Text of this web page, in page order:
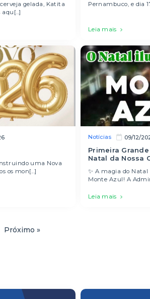
gelada, Katita
Pernambuco, e dia
Leia mais
uma Nova
os mon[...]
Notícias 09/12/
Primeira
Natal da Nossa
✨ A magia do
Monte Azul! A
Leia mais
Próximo »